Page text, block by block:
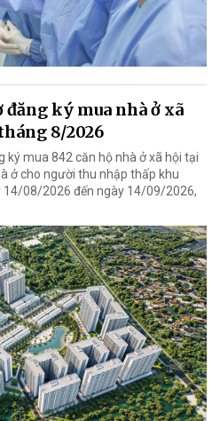
đăng ký mua nhà ở xã
8/2026
ký mua 842 căn hộ nhà ở xã hội tại
ở cho người thu nhập thấp khu
14/08/2026 đến ngày 14/09/2026,